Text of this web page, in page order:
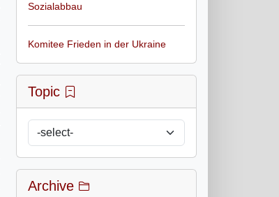
Sozialabbau
Komitee Frieden in der Ukraine
Topic
Archive